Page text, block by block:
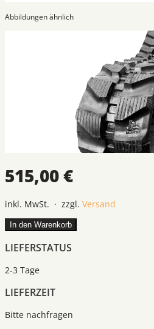
Abbildungen ähnlich
515,00 €
inkl. MwSt. · zzgl. Versand
In den Warenkorb
LIEFERSTATUS
2-3 Tage
LIEFERZEIT
Bitte nachfragen